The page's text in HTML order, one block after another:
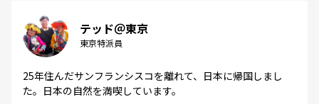
テッド＠東京
東京特派員
25年住んだサンフランシスコを離れて、日本に帰国しまし
た。日本の自然を満喫しています。